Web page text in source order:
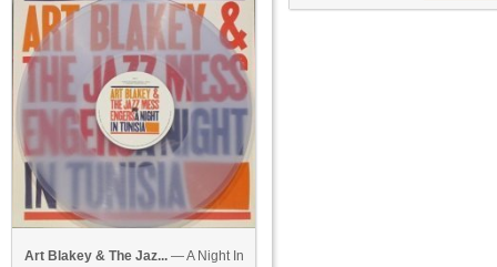
Art Blakey & The Jaz...— A Night In